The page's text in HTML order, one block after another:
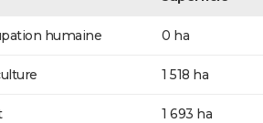
humaine 0 ha
1 518 ha
1 693 ha